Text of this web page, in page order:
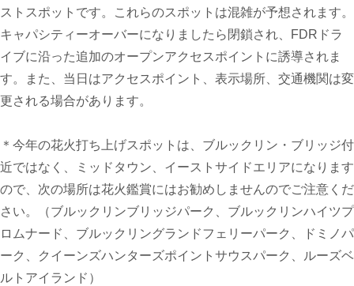
ストスポットです。これらのスポットは混雑が予想されます。
キャパシティーオーバーになりましたら閉鎖され、FDRドラ
イブに沿った追加のオープンアクセスポイントに誘導されま
す。また、当日はアクセスポイント、表示場所、交通機関は変
更される場合があります。
＊今年の花火打ち上げスポットは、ブルックリン・ブリッジ付
近ではなく、ミッドタウン、イーストサイドエリアになります
ので、次の場所は花火鑑賞にはお勧めしませんのでご注意くだ
さい。（ブルックリンブリッジパーク、ブルックリンハイツプ
ロムナード、ブルックリングランドフェリーパーク、ドミノパ
ーク、クイーンズハンターズポイントサウスパーク、ルーズベ
ルトアイランド）